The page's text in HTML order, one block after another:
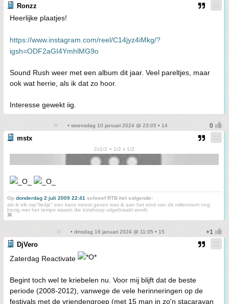
Ronzz
Heerlijke plaatjes!
https://www.instagram.com/reel/C14jyz4iMkg/?
igsh=ODF2aGI4YmhlMG9o
Sound Rush weer met een album dit jaar. Veel pareltjes, maar
ook wat herrie, als ik dat zo hoor.
Interesse gewekt iig.
• woensdag 10 januari 2024 @ 23:05 • 14
mstx
2x1/2 = 1/2 x 1/2
Op donderdag 2 juli 2009 22:41 schreef RTB het volgende:
als ik elk rap"liedje" een kans moest geven was ik aan het eind van dit millennium nog
bezig met het tempo waarin die kotshoop uitgebraakt wordt.
👾
• dinsdag 16 januari 2024 @ 11:05 • 15
DjVero
Zaterdag Reactivate
Begint toch wel te kriebelen nu. Voor mij blijft dat de beste
periode (2008-2012), vanwege de vele herinneringen op de
festivals met de vriendengroep (met 15 man in zo'n stacaravan